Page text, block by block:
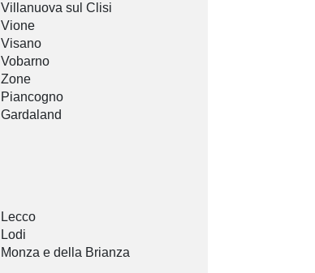
Villanuova sul Clisi
Vione
Visano
Vobarno
Zone
Piancogno
Gardaland
Lecco
Lodi
Monza e della Brianza